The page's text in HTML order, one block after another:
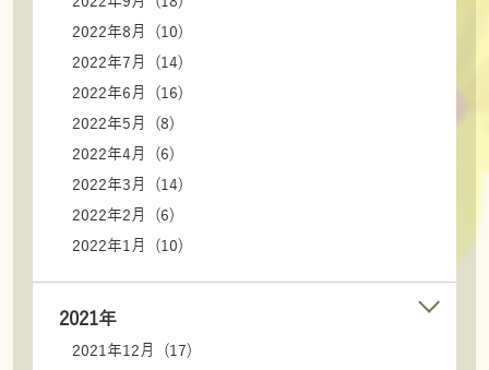
2022年8月 (10)
2022年7月 (14)
2022年6月 (16)
2022年5月 (8)
2022年4月 (6)
2022年3月 (14)
2022年2月 (6)
2022年1月 (10)
2021年
2021年12月 (17)